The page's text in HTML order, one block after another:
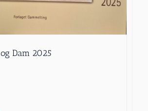
Dam 2025